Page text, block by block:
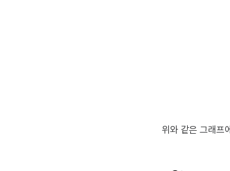
위와 같은 그래프